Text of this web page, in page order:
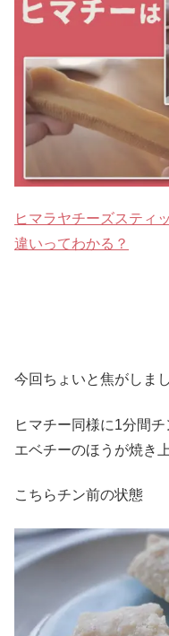
ヒマラヤチーズスティ
違いってわかる？
今回ちょいと焦がしま
ヒマチー同様に1分間チ
エベチーのほうが焼き
こちらチン前の状態